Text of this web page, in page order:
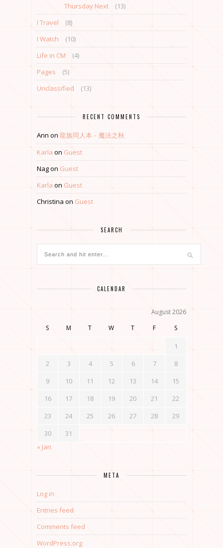
Thursday Next
(13)
I Travel
(8)
I Watch
(10)
Life in CM
(4)
Pages
(5)
Unclassified
(13)
RECENT COMMENTS
Ann on 龍族同人本 – 魔法之秋
Karla on Guest
Nagon Guest
Karla on Guest
Christina on Guest
SEARCH
CALENDAR
August 2026
S
M T W T F S
1
2
3 4 5 6 7
8
9
10 11 12 13 14
15
16
17 18 19 20 21
22
23
24 25 26 27 28
29
30
31
« Jan
META
Log in
Entries feed
Comments feed
WordPress.org